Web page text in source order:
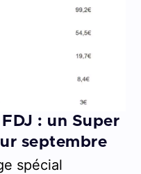
: un Super
septembre
spécial